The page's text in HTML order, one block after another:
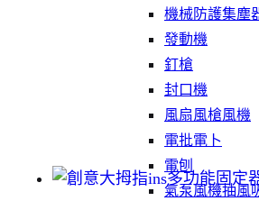
機械防護集塵
發動機
釘槍
封口機
風扇風槍風機
電批電卜
電刨
氣泵風機抽風